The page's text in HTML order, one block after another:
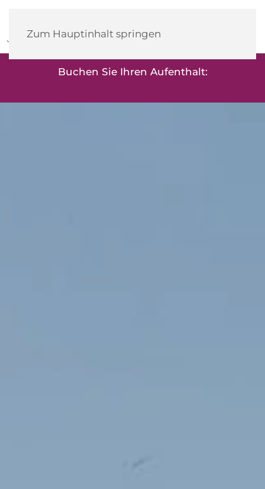
Zum Hauptinhalt springen
Herrenbrücke
Buchen Sie Ihren Aufenthalt: